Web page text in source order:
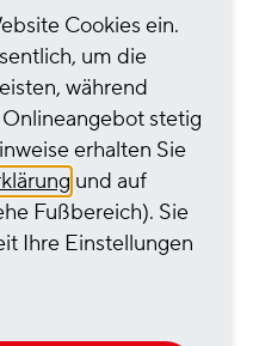
wie menschenrechts-
Risiken sowie
oder
im Sinne des
Cookies ein.
um die
während
stetig
erhalten Sie
und auf
Fußbereich). Sie
Ihre Einstellungen